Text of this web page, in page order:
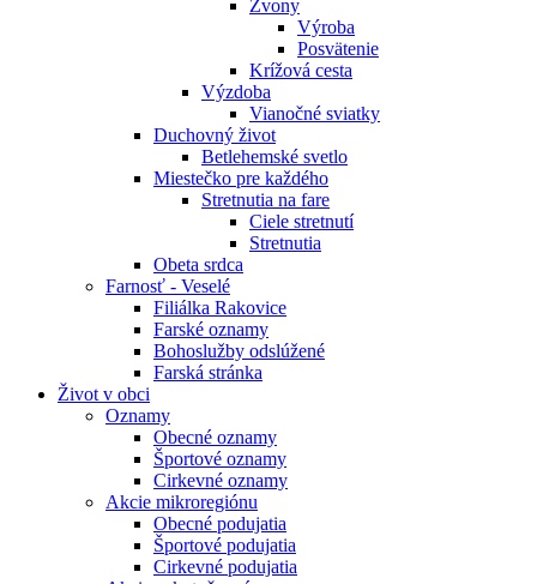
Zvony
Výroba
Posvätenie
Krížová cesta
Výzdoba
Vianočné sviatky
Duchovný život
Betlehemské svetlo
Miestečko pre každého
Stretnutia na fare
Ciele stretnutí
Stretnutia
Obeta srdca
Farnosť - Veselé
Filiálka Rakovice
Farské oznamy
Bohoslužby odslúžené
Farská stránka
Život v obci
Oznamy
Obecné oznamy
Športové oznamy
Cirkevné oznamy
Akcie mikroregiónu
Obecné podujatia
Športové podujatia
Cirkevné podujatia